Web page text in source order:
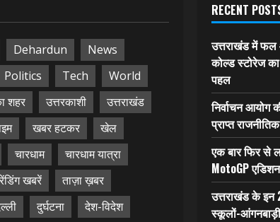
Dehardun
News
Politics Tech
World
शहर उत्तरकाशी
उत्तराखंड
खबर हटकर
खेल
चारधाम
चारधाम यात्रा
खबरें
ताज़ा ख़बर
दुर्घटना देश-विदेश
RECENT
उत्तराखंड में फल
कोल्ड स्टोरेज
पहल
निर्वाचन आयोग
प्राप्त
एक बार फिर से
MotoGP
उत्तराखंड के इन
स्कूलों-